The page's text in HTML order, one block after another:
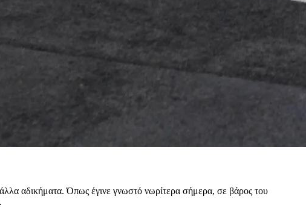
άλλα αδικήματα. Όπως έγινε γνωστό νωρίτερα σήμερα, σε βάρος του